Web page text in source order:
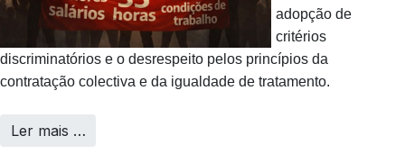
adopção de
critérios
discriminatórios e o desrespeito pelos princípios da
contratação colectiva e da igualdade de tratamento.
Ler mais …